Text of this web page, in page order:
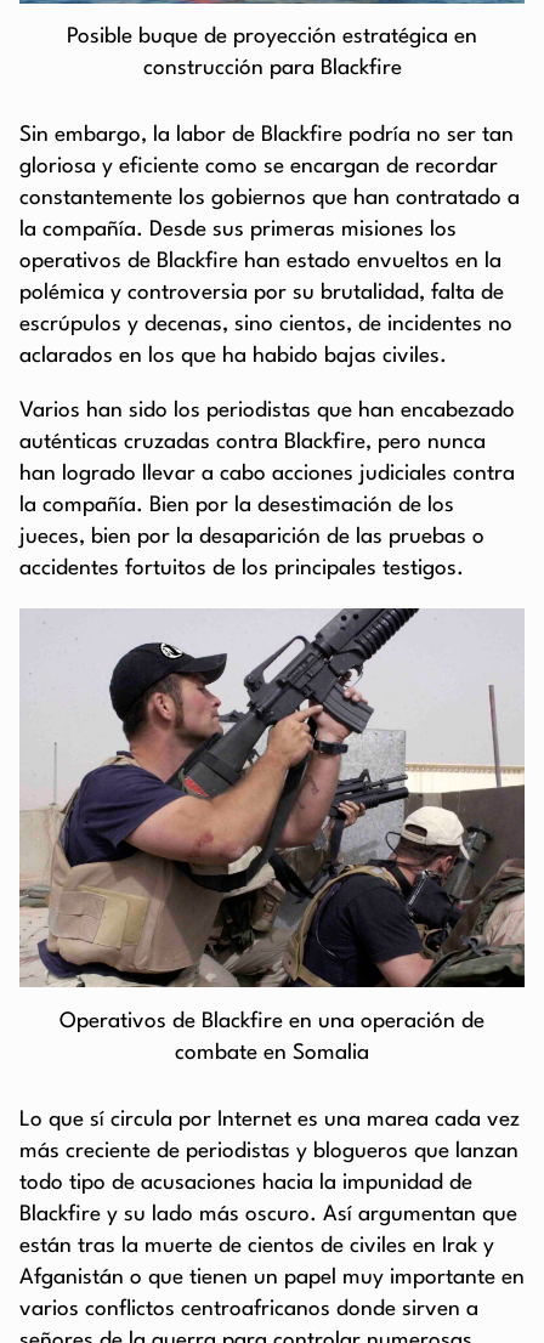
Posible buque de proyección estratégica en
construcción para Blackfire
Sin embargo, la labor de Blackfire podría no ser tan
gloriosa y eficiente como se encargan de recordar
constantemente los gobiernos que han contratado a
la compañía. Desde sus primeras misiones los
operativos de Blackfire han estado envueltos en la
polémica y controversia por su brutalidad, falta de
escrúpulos y decenas, sino cientos, de incidentes no
aclarados en los que ha habido bajas civiles.
Varios han sido los periodistas que han encabezado
auténticas cruzadas contra Blackfire, pero nunca
han logrado llevar a cabo acciones judiciales contra
la compañía. Bien por la desestimación de los
jueces, bien por la desaparición de las pruebas o
accidentes fortuitos de los principales testigos.
Operativos de Blackfire en una operación de
combate en Somalia
Lo que sí circula por Internet es una marea cada vez
más creciente de periodistas y blogueros que lanzan
todo tipo de acusaciones hacia la impunidad de
Blackfire y su lado más oscuro. Así argumentan que
están tras la muerte de cientos de civiles en Irak y
Afganistán o que tienen un papel muy importante en
varios conflictos centroafricanos donde sirven a